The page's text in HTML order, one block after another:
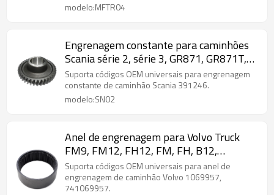
modelo:MFTR04
Engrenagem constante para caminhões
Scania série 2, série 3, GR871, GR871T,
391246-PAIRGEARS
Suporta códigos OEM universais para engrenagem
constante de caminhão Scania 391246.
modelo:SN02
Anel de engrenagem para Volvo Truck
FM9, FM12, FH12, FM, FH, B12,
1069957, 741069957-PAIRGEARS
Suporta códigos OEM universais para anel de
engrenagem de caminhão Volvo 1069957,
741069957.